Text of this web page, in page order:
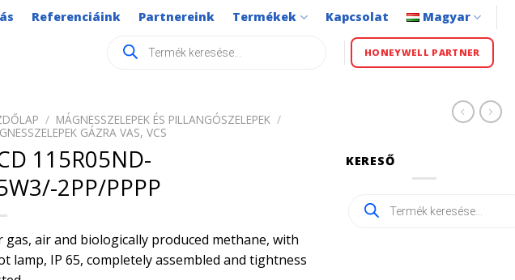
Referenciáink Partnereink Termékek Kapcsolat Magyar
search HONEYWELL PARTNER
/ MÁGNESSZELEPEK ÉS PILLANGÓSZELEPEK /
GÁZRA VAS, VCS
115R05ND-
2PP/PPPP
gas, air and biologically produced methane, with
lamp, IP 65, completely assembled and tightness
KERESŐ
Products
search